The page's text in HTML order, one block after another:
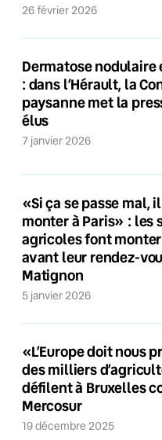
26 février 2026
Dermatose nodulaire
: dans l’Hérault, la
paysanne met la
élus
7 janvier 2026
«Si ça se passe mal,
monter à Paris» : les
agricoles font
avant leur rendez-
Matignon
5 janvier 2026
«L’Europe doit nous
des milliers
défilent à Bruxelles
Mercosur
19 décembre 2025